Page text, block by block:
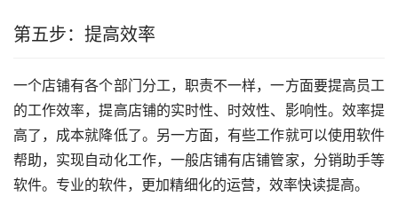
第五步：提高效率
一个店铺有各个部门分工，职责不一样，一方面要提高员工
的工作效率，提高店铺的实时性、时效性、影响性。效率提
高了，成本就降低了。另一方面，有些工作就可以使用软件
帮助，实现自动化工作，一般店铺有店铺管家，分销助手等
软件。专业的软件，更加精细化的运营，效率快读提高。